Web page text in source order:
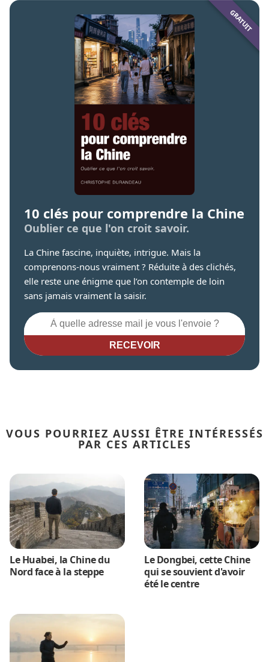
10 clés pour comprendre la Chine
Oublier ce que l'on croit savoir.
La Chine fascine, inquiète, intrigue. Mais la
comprenons-nous vraiment ? Réduite à des clichés,
elle reste une énigme que l’on contemple de loin
sans jamais vraiment la saisir.
RECEVOIR
VOUS POURRIEZ AUSSI ÊTRE INTÉRESSÉS
PAR CES ARTICLES
Le Huabei, la Chine du
Nord face à la steppe
Le Dongbei, cette Chine
qui se souvient d'avoir
été le centre